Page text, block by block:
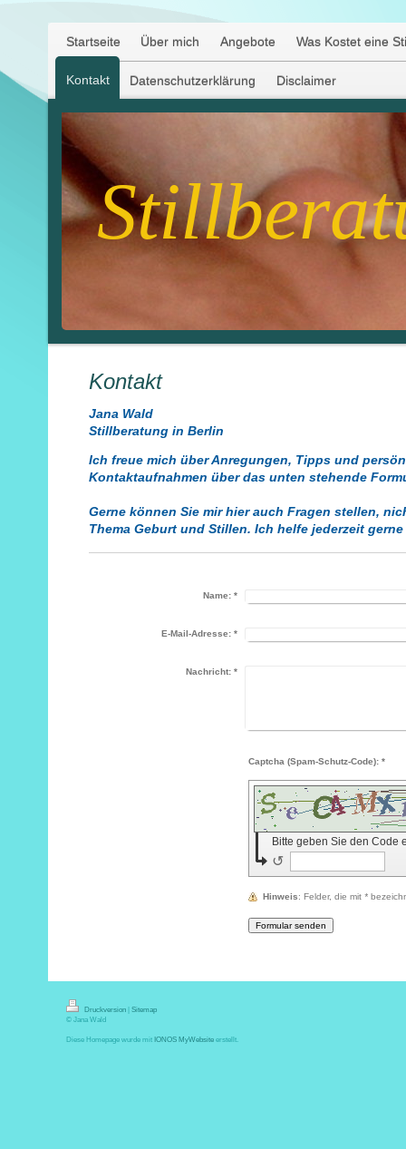
Startseite Über mich Angebote Was Kostet eine
Kontakt Datenschutzerklärung Disclaimer
Kontakt
Jana Wald
Stillberatung in Berlin
Ich freue mich über Anregungen, Tipps und
Kontaktaufnahmen über das unten stehende
Gerne können Sie mir hier auch Fragen stellen,
Thema Geburt und Stillen. Ich helfe jederzeit
Name: *
E-Mail-Adresse: *
Nachricht: *
Captcha (Spam-Schutz-Code): *
Bitte geben Sie den Code
↺
Hinweis : Felder, die mit *
Druckversion | Sitemap
© Jana Wald
Diese Homepage wurde mit IONOS MyWebsiteerstellt.